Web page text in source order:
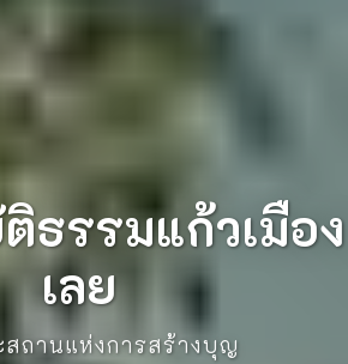
ธรรมแก้วเมือง
เลย
ถานแห่งการสร้างบุญ